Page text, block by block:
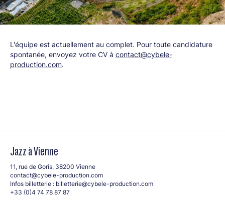
L'équipe est actuellement au complet. Pour toute candidature
spontanée, envoyez votre CV à contact@cybele-
production.com.
Jazz à Vienne
11, rue de Goris, 38200 Vienne
contact@cybele-production.com
Infos billetterie : billetterie@cybele-production.com
+33 (0)4 74 78 87 87